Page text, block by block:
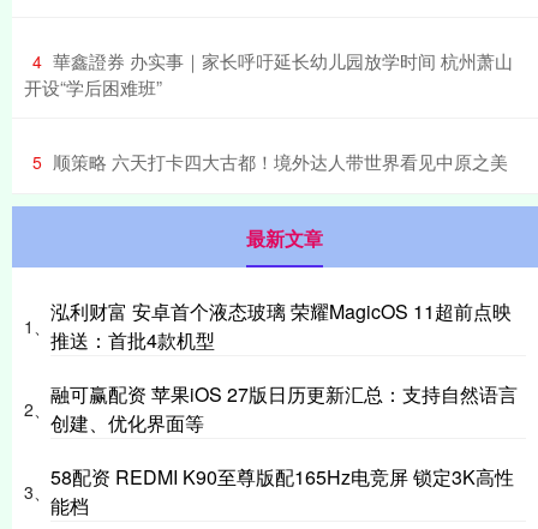
4 ​華鑫證券 办实事｜家长呼吁延长幼儿园放学时间 杭州萧山
开设“学后困难班”
5 ​顺策略 六天打卡四大古都！境外达人带世界看见中原之美
最新文章
1、
泓利财富 安卓首个液态玻璃 荣耀MagicOS 11超前点映
推送：首批4款机型
2、
融可赢配资 苹果iOS 27版日历更新汇总：支持自然语言
创建、优化界面等
3、
58配资 REDMI K90至尊版配165Hz电竞屏 锁定3K高性
能档